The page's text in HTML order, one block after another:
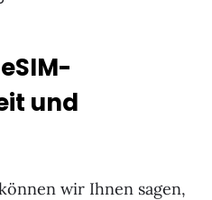
und
wir Ihnen sagen,